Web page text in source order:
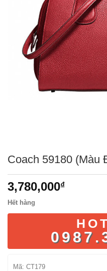
Coach 59180 (Màu
3,780,000₫
Hết hàng
Mã: CT179